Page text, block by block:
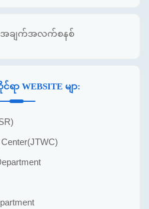
းအချက်အလက်စနစ်
ာ WEBSITE မျာ: